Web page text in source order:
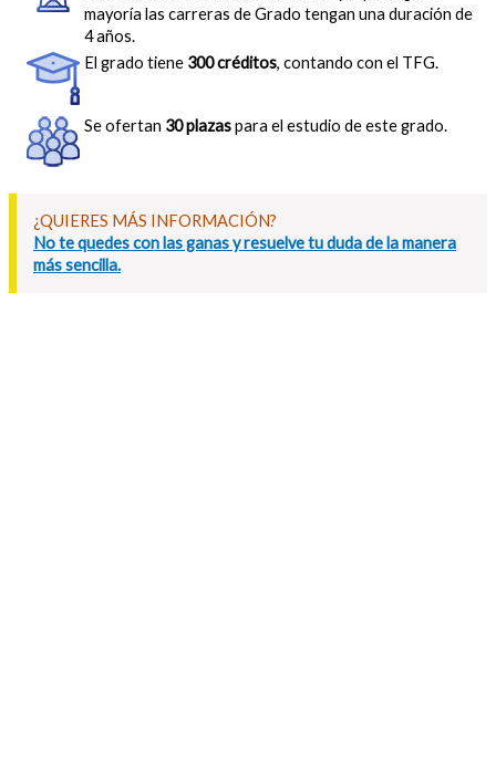
mayoría las carreras de Grado tengan una duración de
4 años.
El grado tiene 300 créditos, contando con el TFG.
Se ofertan 30 plazaspara el estudio de este grado.
¿QUIERES MÁS INFORMACIÓN?
No te quedes con las ganas y resuelve tu duda de la manera
más sencilla.